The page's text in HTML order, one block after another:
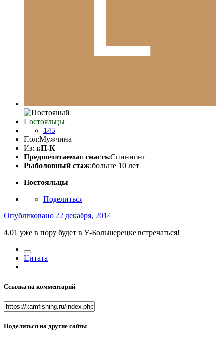
Постояльцы
145
Пол:Мужчина
Из: г.П-К
Предпочитаемая снасть:Спиннинг
Рыболовный стаж:больше 10 лет
Постояльцы
Поделиться
Опубликовано 22 декабря, 2014
4.01 уже в пору будет в У-Большерецке встречаться!
Цитата
Ссылка на комментарий
Поделиться на другие сайты